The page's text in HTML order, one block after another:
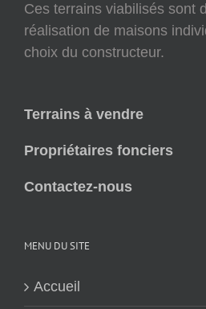
Ces terrains viabilisés sont
réalisation de maisons
choix du constructeur.
Terrains à vendre
Propriétaires fonciers
Contactez-nous
MENU DU SITE
Accueil